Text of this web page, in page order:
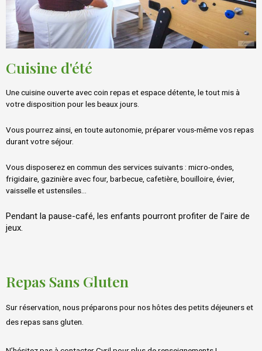
Cuisine d'été
Une cuisine ouverte avec coin repas et espace détente, le tout mis à
votre disposition pour les beaux jours.
Vous pourrez ainsi, en toute autonomie, préparer vous-même vos repas
durant votre séjour.
Vous disposerez en commun des services suivants : micro-ondes,
frigidaire, gazinière avec four, barbecue, cafetière, bouilloire, évier,
vaisselle et ustensiles…
Pendant la pause-café, les enfants pourront profiter de l’aire de
jeux.
Repas Sans Gluten
Sur réservation, nous préparons pour nos hôtes des petits déjeuners et
des repas sans gluten.